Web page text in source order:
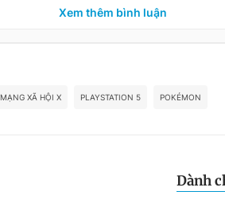
Xem thêm bình luận
MẠNG XÃ HỘI X PLAYSTATION 5 POKÉMON